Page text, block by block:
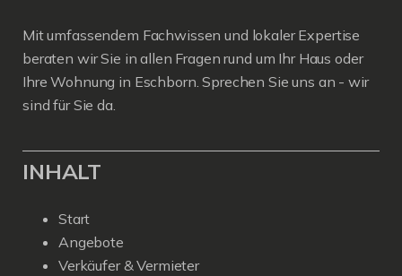
Mit umfassendem Fachwissen und lokaler Expertise
beraten wir Sie in allen Fragen rund um Ihr Haus oder
Ihre Wohnung in Eschborn. Sprechen Sie uns an - wir
sind für Sie da.
INHALT
Start
Angebote
Verkäufer & Vermieter